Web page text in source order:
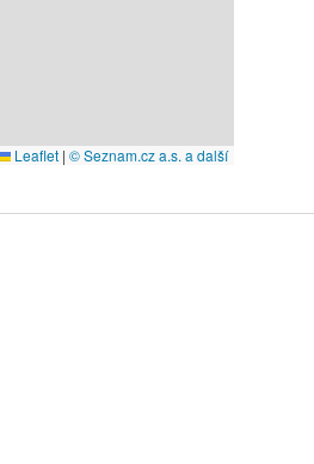
Leaflet | © Seznam.cz a.s. a další